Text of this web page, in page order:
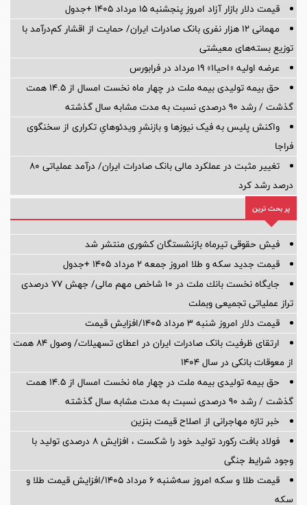
قیمت دلار بازار آزاد امروز پنجشنبه ۱۵ مرداد ۱۴۰۵ +جدول
مهمانی ۱۲ هزار نفری بانک صادرات ایران/ حمایت از اقشار کم‌درآمد با
توزیع بسته‌های معیشتی
عرضه اولیه «احیا۱» ۱۹ مرداد در فرابورس
حق بیمه تولیدی بیمه ملت در چهار ماه نخست امسال از 14.5 همت
گذشت / رشد 90 درصدی نسبت به مدت مشابه سال گذشته
واکنش پلیس به فیک نیوزها و بازنشرِ ویدئوهایِ تکراری از سخنگوی
فراجا
تغییر مثبت در عملکرد مالی بانک صادرات ایران/ درآمد عملیاتی 80
درصد رشد کرد
پر بحث ترین
فیش حقوقی تیرماه بازنشستگان کشوری منتشر شد
قیمت جدید سکه و طلا امروز جمعه ۲ مرداد ۱۴۰۵ +جدول
جایگاه نخست بانك ملت در 10 شاخص مهم مالی/ جهش 77 درصدی
تراز عملیاتی تجمیعی وبملت
قیمت دلار امروز شنبه ۳ مرداد ۱۴۰۵/افزایش قیمت
ارتقای ظرفیت بانک صادرات ایران در اعطای تسهیلات/ وصول ۸۴ همت
از معوقات بانکی در سال ۱۴۰۴
حق بیمه تولیدی بیمه ملت در چهار ماه نخست امسال از 14.5 همت
گذشت / رشد 90 درصدی نسبت به مدت مشابه سال گذشته
خبر تازه مهاجرانی از اصلاح قیمت بنزین
فولاد بافت رکورد تولید خود را شکست ، افزایش 8 درصدی تولید با
وجود شرایط جنگی
قیمت طلا و سکه امروز سه‌شنبه ۶ مرداد ۱۴۰۵/افزایش قیمت طلا و
سکه